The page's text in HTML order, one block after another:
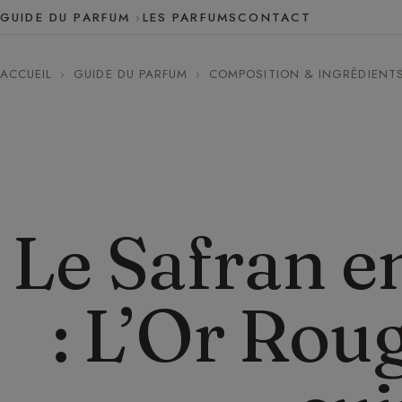
GUIDE DU PARFUM LES PARFUMSCONTACT
ACCUEIL › GUIDE DU PARFUM › COMPOSITION &
Le Safran
: L’Or